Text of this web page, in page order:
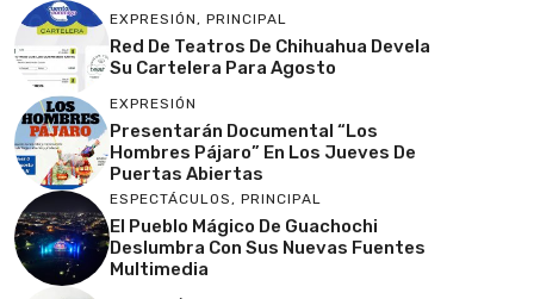
EXPRESIÓN, PRINCIPAL
Red De Teatros De Chihuahua Devela
Su Cartelera Para Agosto
EXPRESIÓN
Presentarán Documental “Los
Hombres Pájaro” En Los Jueves De
Puertas Abiertas
ESPECTÁCULOS, PRINCIPAL
El Pueblo Mágico De Guachochi
Deslumbra Con Sus Nuevas Fuentes
Multimedia